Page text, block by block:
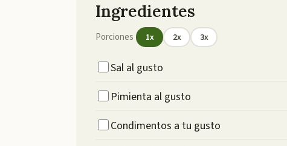
Ingredientes
Porciones 1x 2x 3x
Sal al gusto
Pimienta al gusto
Condimentos a tu gusto